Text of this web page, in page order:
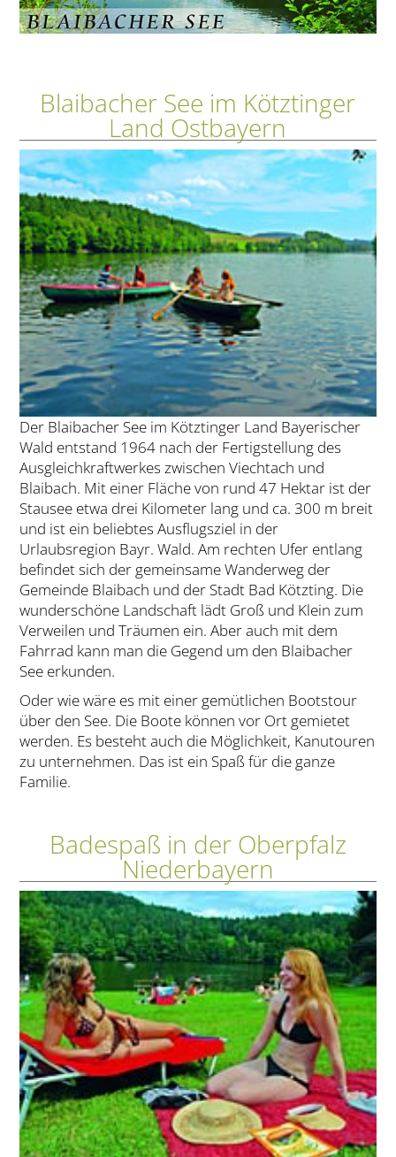
Blaibacher See im Kötztinger
Land Ostbayern
Der Blaibacher See im Kötztinger Land Bayerischer
Wald entstand 1964 nach der Fertigstellung des
Ausgleichkraftwerkes zwischen Viechtach und
Blaibach. Mit einer Fläche von rund 47 Hektar ist der
Stausee etwa drei Kilometer lang und ca. 300 m breit
und ist ein beliebtes Ausflugsziel in der
Urlaubsregion Bayr. Wald. Am rechten Ufer entlang
befindet sich der gemeinsame Wanderweg der
Gemeinde Blaibach und der Stadt Bad Kötzting. Die
wunderschöne Landschaft lädt Groß und Klein zum
Verweilen und Träumen ein. Aber auch mit dem
Fahrrad kann man die Gegend um den Blaibacher
See erkunden.
Oder wie wäre es mit einer gemütlichen Bootstour
über den See. Die Boote können vor Ort gemietet
werden. Es besteht auch die Möglichkeit, Kanutouren
zu unternehmen. Das ist ein Spaß für die ganze
Familie.
Badespaß in der Oberpfalz
Niederbayern